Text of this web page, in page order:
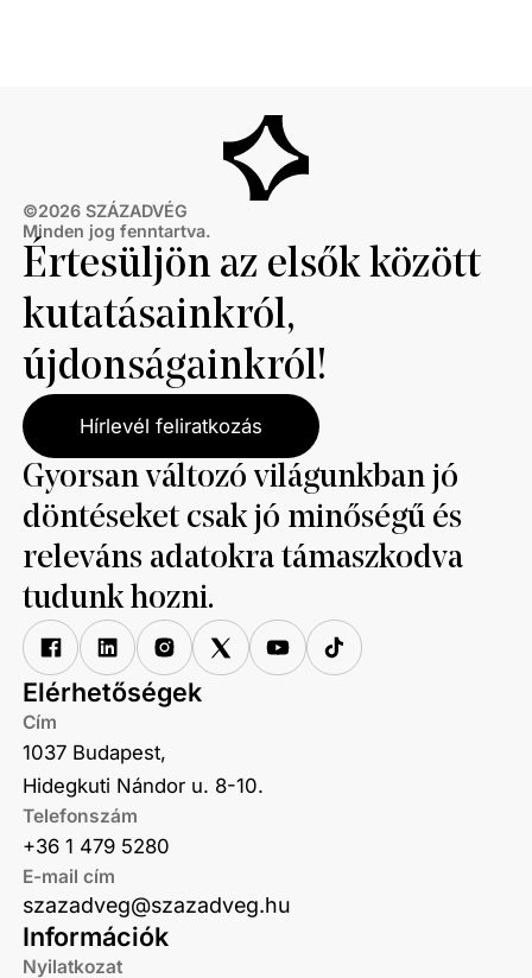
©2026 SZÁZADVÉG
Minden jog fenntartva.
Értesüljön az elsők között
kutatásainkról,
újdonságainkról!
Hírlevél feliratkozás
Gyorsan változó világunkban jó
döntéseket csak jó minőségű és
releváns adatokra támaszkodva
tudunk hozni.
Információk
Nyilatkozat
Elérhetőségek
Cím
1037 Budapest,
Hidegkuti Nándor u. 8-10.
Telefonszám
+36 1 479 5280
E-mail cím
szazadveg@szazadveg.hu